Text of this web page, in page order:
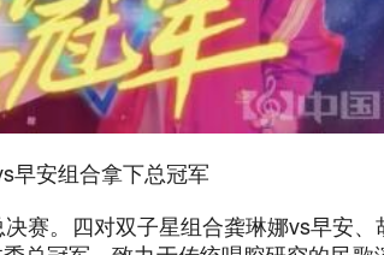
早安组合拿下总冠军
赛。四对双子星组合龚琳娜vs早安